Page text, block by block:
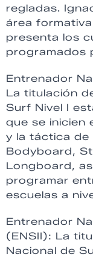
regladas.
área
presenta los
programados
Entrenador
La titulación
Surf Nivel I
que se inicien
y la táctica de
Bodyboard,
Longboard,
programar
escuelas a
Entrenador
(ENSII): La
Nacional de